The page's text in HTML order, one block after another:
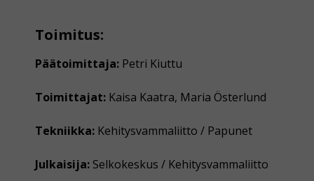
Toimitus:
Päätoimittaja: Petri Kiuttu
Toimittajat: Kaisa Kaatra, Maria Österlund
Tekniikka: Kehitysvammaliitto / Papunet
Julkaisija: Selkokeskus / Kehitysvammaliitto